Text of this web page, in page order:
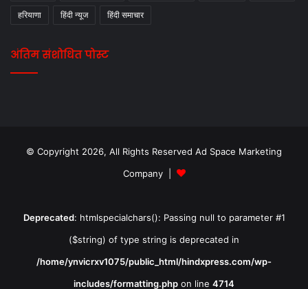
हरियाणा हिंदी न्यूज हिंदी समाचार
अंतिम संशोधित पोस्ट
© Copyright 2026, All Rights Reserved Ad Space Marketing
Company |
Deprecated: htmlspecialchars(): Passing null to parameter #1
($string) of type string is deprecated in
/home/ynvicrxv1075/public_html/hindxpress.com/wp-
includes/formatting.php on line 4714